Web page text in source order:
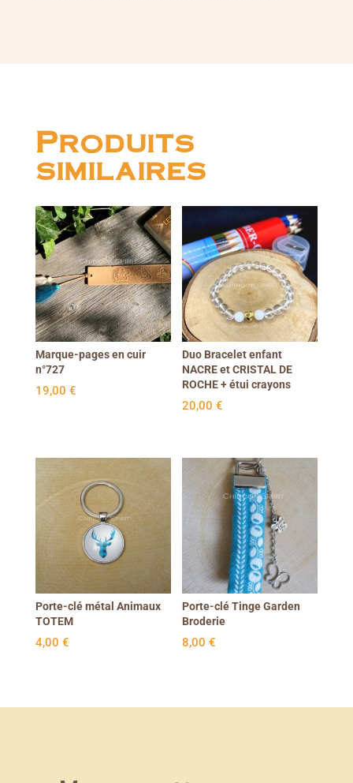
Produits
similaires
Marque-pages en cuir
n°727
19,00 €
Duo Bracelet enfant
NACRE et CRISTAL DE
ROCHE + étui crayons
20,00€
Porte-clé métal Animaux
TOTEM
4,00 €
Porte-clé Tinge Garden
Broderie
8,00€